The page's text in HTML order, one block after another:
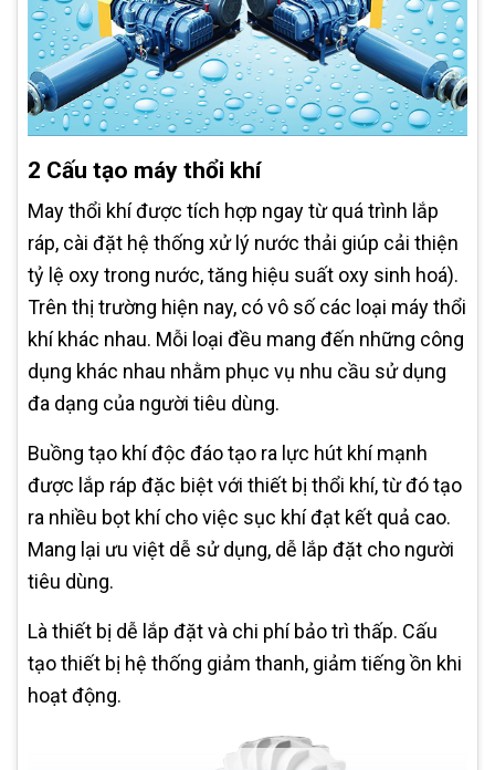
2 Cấu tạo máy thổi khí
May thổi khí được tích hợp ngay từ quá trình lắp
ráp, cài đặt hệ thống xử lý nước thải giúp cải thiện
tỷ lệ oxy trong nước, tăng hiệu suất oxy sinh hoá).
Trên thị trường hiện nay, có vô số các loại máy thổi
khí khác nhau. Mỗi loại đều mang đến những công
dụng khác nhau nhằm phục vụ nhu cầu sử dụng
đa dạng của người tiêu dùng.
Buồng tạo khí độc đáo tạo ra lực hút khí mạnh
được lắp ráp đặc biệt với thiết bị thổi khí, từ đó tạo
ra nhiều bọt khí cho việc sục khí đạt kết quả cao.
Mang lại ưu việt dễ sử dụng, dễ lắp đặt cho người
tiêu dùng.
Là thiết bị dễ lắp đặt và chi phí bảo trì thấp. Cấu
tạo thiết bị hệ thống giảm thanh, giảm tiếng ồn khi
hoạt động.